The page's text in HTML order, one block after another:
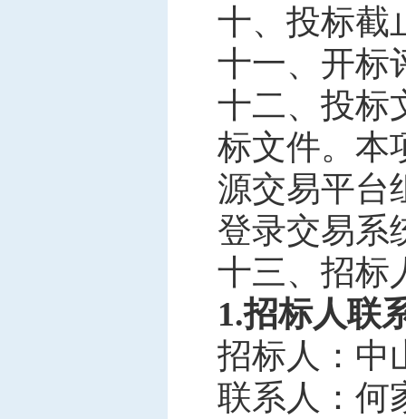
十、投标截
十一、开标
十二、投标
标文件。本
源交易平台
登录交易系
十三、 招标
1.招标人联
招标人： 中
联系人： 何